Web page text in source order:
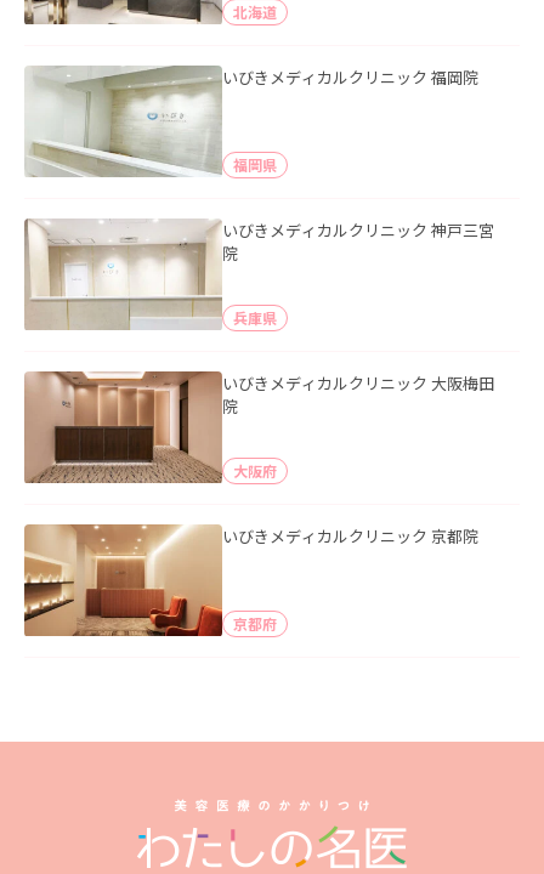
北海道
いびきメディカルクリニック 福岡院
福岡県
いびきメディカルクリニック 神戸三宮
院
兵庫県
いびきメディカルクリニック 大阪梅田
院
大阪府
いびきメディカルクリニック 京都院
京都府